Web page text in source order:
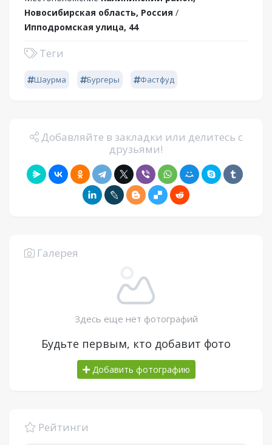
Новосибирская область, Россия /
Ипподромская улица, 44
Теги
Шаурма Бургеры Фастфуд
Добавляйте в закладки или делитесь с
друзьями!
Галерея
Здесь еще нет фотографий
Будьте первым, кто добавит фото
Добавить фотографию
Рейтинги